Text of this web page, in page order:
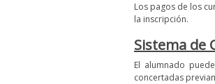
Los pagos de los
la inscripción.
Sistema de
El alumnado
concertadas